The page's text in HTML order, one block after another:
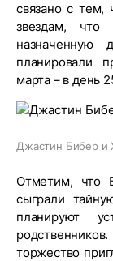
связано с тем,
звездам,
назначенную
планировали
марта – в день
Джастин Бибер и
Отметим, что
сыграли
планируют
торжество